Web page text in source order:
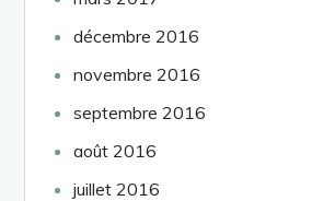
décembre 2016
novembre 2016
septembre 2016
août 2016
juillet 2016